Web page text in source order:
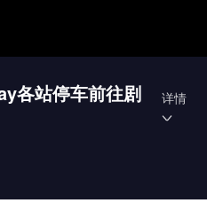
各站停车前往剧
详情